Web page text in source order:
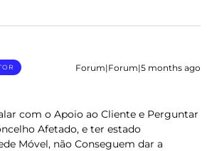
Forum|Forum|5 months ago
com o Apoio ao Cliente e Perguntar
Afetado, e ter estado
Móvel, não Conseguem dar a